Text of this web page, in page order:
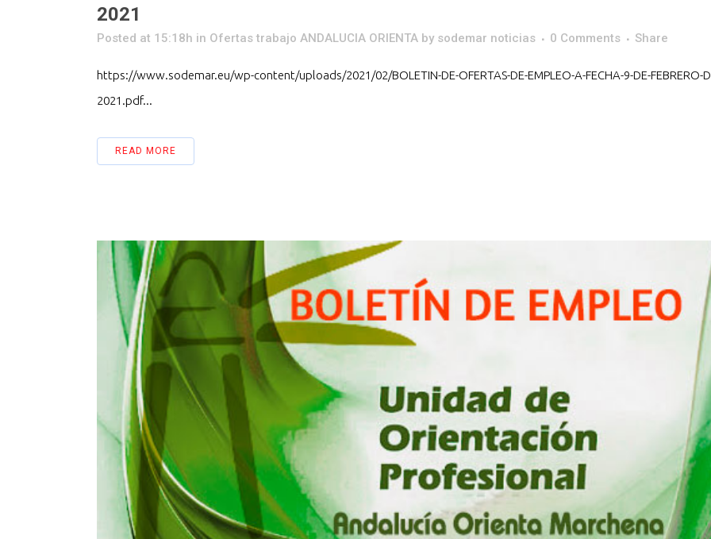
2021
Posted at 15:18h in Ofertas trabajo ANDALUCIA ORIENTA by sodemar noticias 0 Comments Share
https://www.sodemar.eu/wp-content/uploads/2021/02/BOLETIN-DE-OFERTAS-DE-EMPLEO-A-FECHA-9-DE-FEBRERO-
2021.pdf...
READ MORE